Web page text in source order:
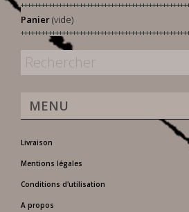
Panier(vide)
MENU
Livraison
Mentions légales
Conditions d'utilisation
A propos